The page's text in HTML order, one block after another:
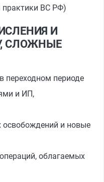
практики ВС РФ)
И
СЛОЖНЫЕ
переходном периоде
и ИП,
и новые
облагаемых